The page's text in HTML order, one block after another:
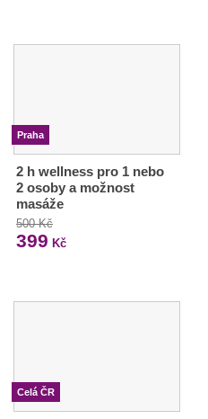
Praha
2 h wellness pro 1 nebo
2 osoby a možnost
masáže
500 Kč
399 Kč
Celá ČR